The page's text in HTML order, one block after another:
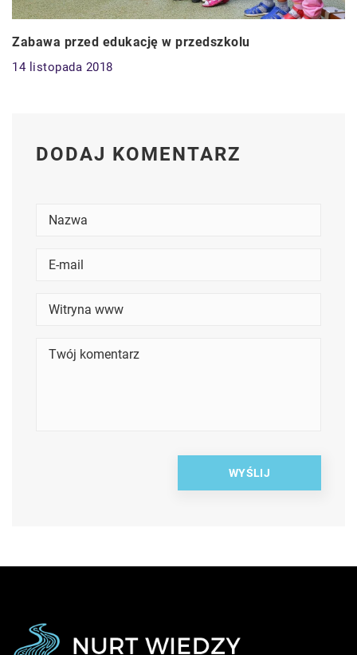
Zabawa przed edukację w przedszkolu
14 listopada 2018
DODAJ KOMENTARZ